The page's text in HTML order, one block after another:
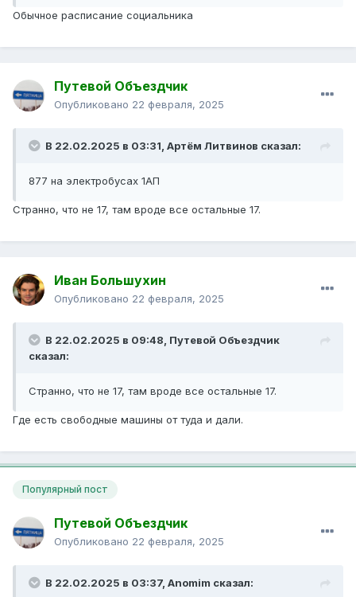
Обычное расписание социальника
Путевой Объездчик
Опубликовано 22 февраля, 2025
В 22.02.2025 в 03:31, Артём Литвинов сказал:
877 на электробусах 1АП
Странно, что не 17, там вроде все остальные 17.
Иван Большухин
Опубликовано 22 февраля, 2025
В 22.02.2025 в 09:48, Путевой Объездчик
сказал:
Странно, что не 17, там вроде все остальные 17.
Где есть свободные машины от туда и дали.
Популярный пост
Путевой Объездчик
Опубликовано 22 февраля, 2025
В 22.02.2025 в 03:37, Anomim сказал: